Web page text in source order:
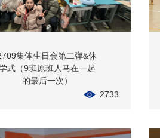
集体生日会第二弹&休
式（9班原班人马在一起
的最后一次）
2733